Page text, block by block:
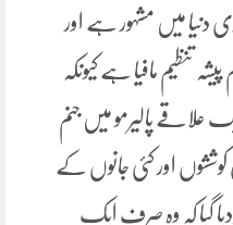
میں مشہور ہے اور
تنظیم مافیا ہے کیونکہ
علاقے پالیرمو میں جنم
کوششوں اور کئی جانوں کے
گیا کہ وہ صرف ایک